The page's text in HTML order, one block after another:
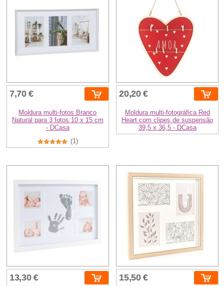
7,70 €
Moldura multi-fotos Branco
Natural para 3 fotos 10 x 15 cm
- DCasa
(1)
20,20 €
Moldura multi-fotográfica Red
Heart com clipes de suspensão
39,5 x 36,5 - DCasa
13,30 € 15,50 €